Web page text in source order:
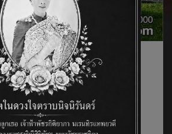
ซาท์โซล่า จำกัด/Siadaidaed South
เนียริ่ง จำกัด/Optech Engineering